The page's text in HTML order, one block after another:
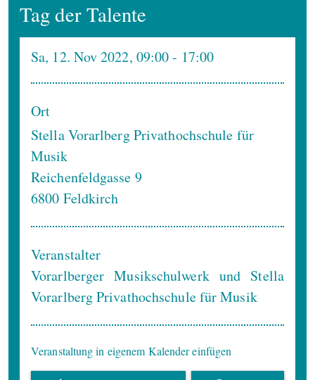
Tag der Talente
Sa, 12. Nov 2022, 09:00- 17:00
Ort
Stella Vorarlberg Privathochschule für
Musik
Reichenfeldgasse 9
6800 Feldkirch
Veranstalter
Vorarlberger Musikschulwerk und Stella
Vorarlberg Privathochschule für Musik
Veranstaltung in eigenem Kalender einfügen